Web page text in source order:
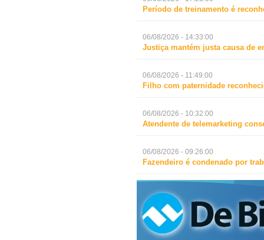
Período de treinamento é
06/08/2026 - 14:33:00
Justiça mantém justa causa de
06/08/2026 - 11:49:00
Filho com paternidade
06/08/2026 - 10:32:00
Atendente de telemarketing
06/08/2026 - 09:26:00
Fazendeiro é condenado por